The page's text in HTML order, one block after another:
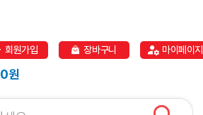
회원가입 장바구니 마이페이지
0원